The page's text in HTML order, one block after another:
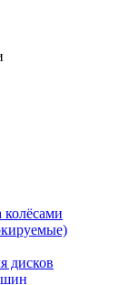
колёсами
дисков
шин